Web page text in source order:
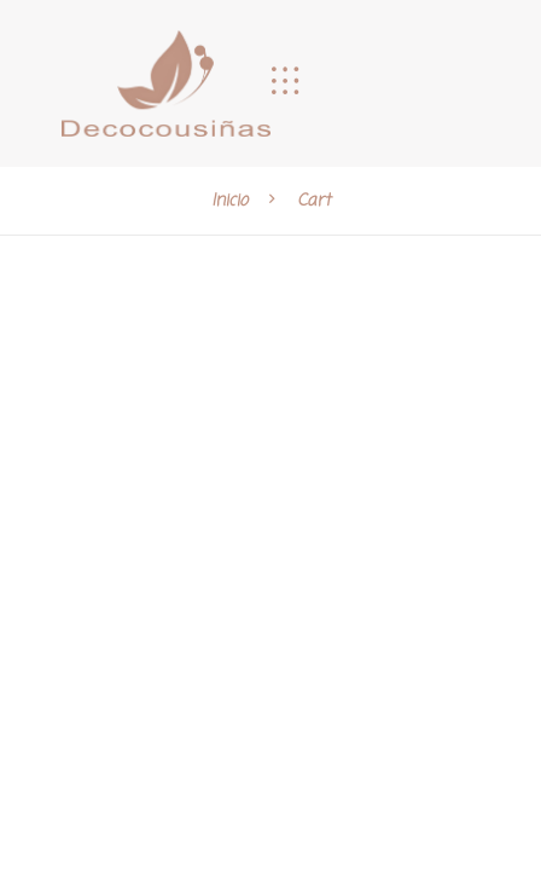
Inicio Cart